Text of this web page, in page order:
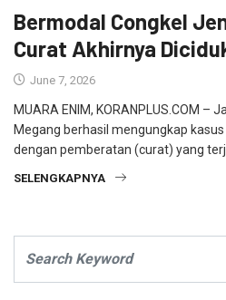
Bermodal Congkel
Curat Akhirnya
June 7, 2026
MUARA ENIM, KORANPLUS.COM –
Megang berhasil mengungkap
dengan pemberatan (curat) yang
SELENGKAPNYA